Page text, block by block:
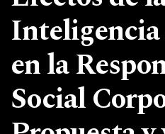
en la
Social